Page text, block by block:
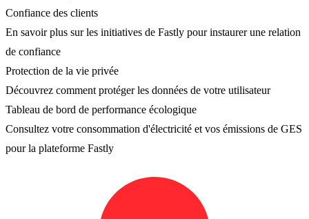
Confiance des clients
En savoir plus sur les initiatives de Fastly pour instaurer une relation
de confiance
Protection de la vie privée
Découvrez comment protéger les données de votre utilisateur
Tableau de bord de performance écologique
Consultez votre consommation d'électricité et vos émissions de GES
pour la plateforme Fastly